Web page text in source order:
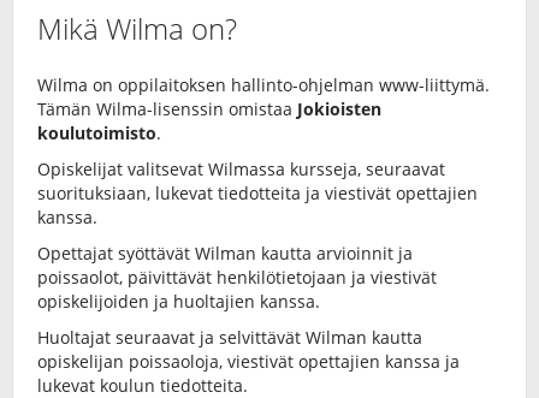
Mikä Wilma on?
Wilma on oppilaitoksen hallinto-ohjelman www-liittymä.
Tämän Wilma-lisenssin omistaa Jokioisten
koulutoimisto.
Opiskelijat valitsevat Wilmassa kursseja, seuraavat
suorituksiaan, lukevat tiedotteita ja viestivät opettajien
kanssa.
Opettajat syöttävät Wilman kautta arvioinnit ja
poissaolot, päivittävät henkilötietojaan ja viestivät
opiskelijoiden ja huoltajien kanssa.
Huoltajat seuraavat ja selvittävät Wilman kautta
opiskelijan poissaoloja, viestivät opettajien kanssa ja
lukevat koulun tiedotteita.